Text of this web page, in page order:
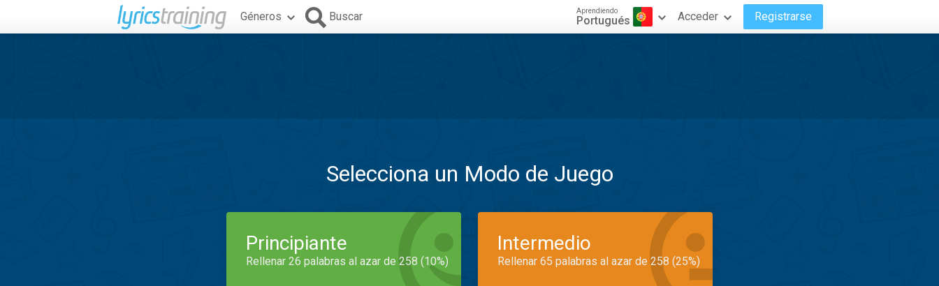
Géneros Buscar Aprendiendo
Portugués Acceder Registrarse
Selecciona un Modo de Juego
Principiante
Rellenar 26 palabras al azar de 258 (10%)
Intermedio
Rellenar 65 palabras al azar de 258 (25%)